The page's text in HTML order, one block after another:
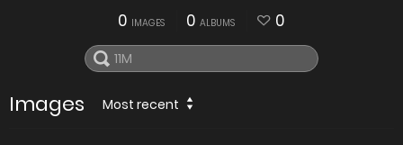
0 IMAGES 0 ALBUMS 0
Images Most recent